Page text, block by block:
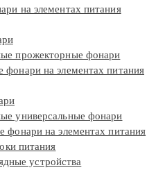
на элементах питания
прожекторные фонари
на элементах питания
универсальные фонари
фонари на элементах питания
питания
устройства